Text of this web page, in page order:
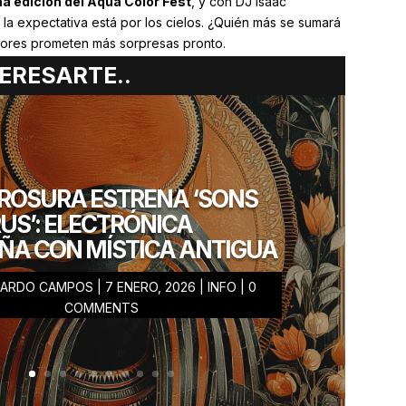
expectativa está por los cielos. ¿Quién más se sumará
prometen más sorpresas pronto.
la fiesta?
y el hardstyle, este festival es unMUST en tu
el outfit, porque el Aqua Color Fest 2025será una
!
ESTRENA ‘SONS
ELECTRÓNICA
CON MÍSTICA ANTIGUA
CAMPOS 7 ENERO, 2026 INFO | 0
COMMENTS